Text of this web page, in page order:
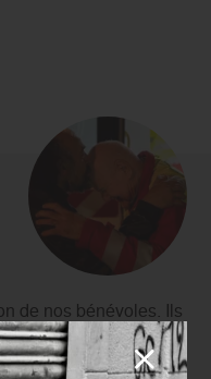
de nos bénévoles. Ils
des millions de